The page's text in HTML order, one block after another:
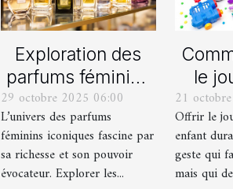
Exploration des
parfums féminins
iconiques et leurs
variations
29 octobre 2025 06:00
L’univers des parfums
féminins iconiques fascine par
sa richesse et son pouvoir
évocateur. Explorer les...
le
pour
21
Offrir le
enfant
geste qui
mais qui